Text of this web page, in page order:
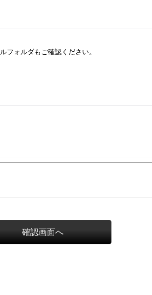
フォルダもご確認ください。
確認画面へ